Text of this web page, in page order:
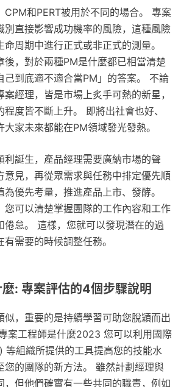
CPM和PERT被用於不同的場合。 專案
別直接影響成功機率的風險，這種風險
周期中進行正式或非正式的測量。
後，對於兩種PM是什麼都已相當清楚
己到底適不適合當PM」的答案。 不論
經理，皆是市場上炙手可熱的新星，
度皆不斷上升。 即將出社會也好、
家未來都能在PM領域發光發熱。
利誕生，產品經理需要廣納市場的聲
意見，再從眾需求與任務中排定優先順
優先考量，推進產品上市、發酵。
您可以清楚掌握團隊的工作內容和工作
倦怠。 這樣，您就可以發現潛在的過
需要的時候調整任務。
: 專案評估的4個步驟說明
似，重要的是持續學習可助您脫穎而出
案工程師是什麼2023 您可以利用國際
等組織所提供的工具提高您的技能水
您的團隊的新方法。 雖然計劃經理與
，但他們確實有一些共同的職責，例如